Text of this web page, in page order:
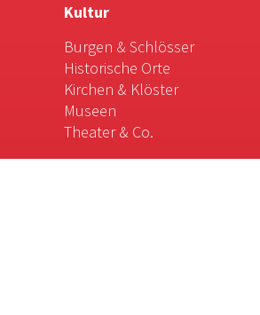
Kultur
Burgen & Schlösser
Historische Orte
Kirchen & Klöster
Museen
Theater & Co.